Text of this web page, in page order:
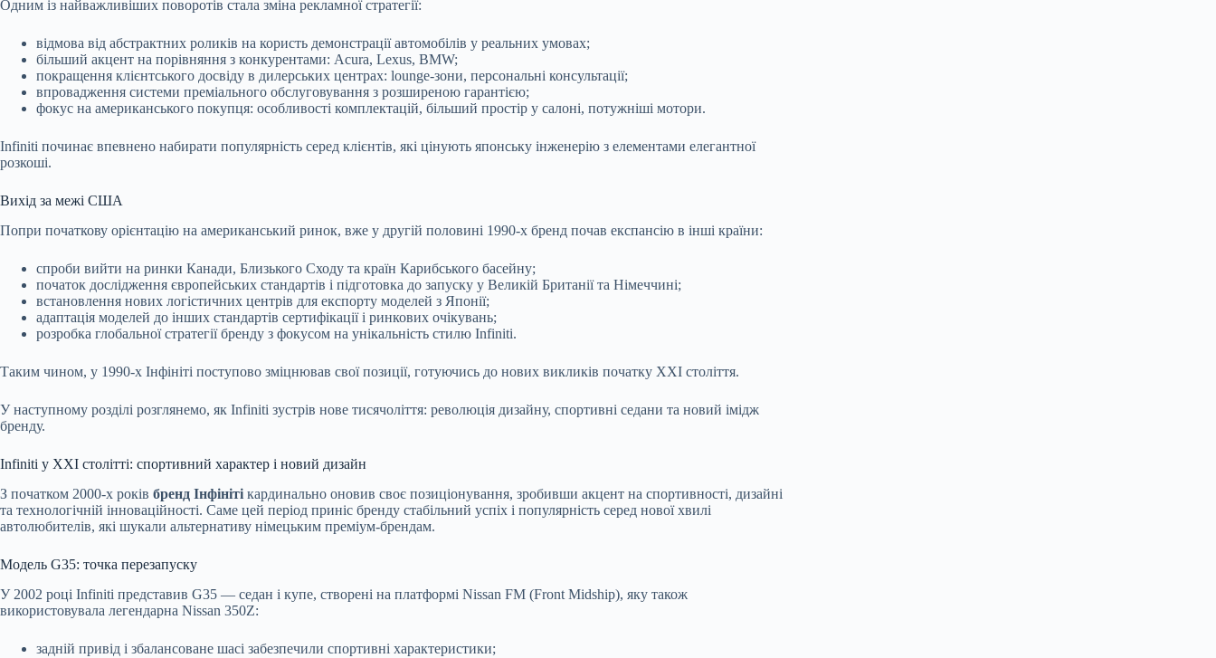
Одним із найважливіших поворотів стала зміна рекламної стратегії:
відмова від абстрактних роликів на користь демонстрації автомобілів у реальних умовах;
більший акцент на порівняння з конкурентами: Acura, Lexus, BMW;
покращення клієнтського досвіду в дилерських центрах: lounge-зони, персональні консультації;
впровадження системи преміального обслуговування з розширеною гарантією;
фокус на американського покупця: особливості комплектацій, більший простір у салоні, потужніші мотори.
Infiniti починає впевнено набирати популярність серед клієнтів, які цінують японську інженерію з елементами елегантної
розкоші.
Вихід за межі США
Попри початкову орієнтацію на американський ринок, вже у другій половині 1990-х бренд почав експансію в інші країни:
спроби вийти на ринки Канади, Близького Сходу та країн Карибського басейну;
початок дослідження європейських стандартів і підготовка до запуску у Великій Британії та Німеччині;
встановлення нових логістичних центрів для експорту моделей з Японії;
адаптація моделей до інших стандартів сертифікації і ринкових очікувань;
розробка глобальної стратегії бренду з фокусом на унікальність стилю Infiniti.
Таким чином, у 1990-х Інфініті поступово зміцнював свої позиції, готуючись до нових викликів початку XXI століття.
У наступному розділі розглянемо, як Infiniti зустрів нове тисячоліття: революція дизайну, спортивні седани та новий імідж
бренду.
Infiniti у XXI столітті: спортивний характер і новий дизайн
З початком 2000-х років бренд Інфініті кардинально оновив своє позиціонування, зробивши акцент на спортивності, дизайні
та технологічній інноваційності. Саме цей період приніс бренду стабільний успіх і популярність серед нової хвилі
автолюбителів, які шукали альтернативу німецьким преміум-брендам.
Модель G35: точка перезапуску
У 2002 році Infiniti представив G35 — седан і купе, створені на платформі Nissan FM (Front Midship), яку також
використовувала легендарна Nissan 350Z:
задній привід і збалансоване шасі забезпечили спортивні характеристики;